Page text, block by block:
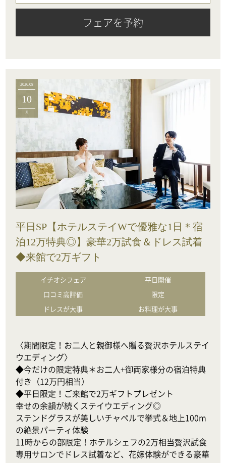
フェアを予約
2026.08
10
月
平日SP【ホテルステイWで優雅な1日＊宿
泊12万特典◎】豪華2万試食＆ドレス試着
◆来館で2万ギフト
イチオシフェア
平日開催
口コミ高評価
限定
ドレスが大事
お料理が大事
〈期間限定！お二人と親御様へ贈る贅沢ホテルステイ
ウエディング〉
◆今だけの限定特典＊お二人+御両家様分の宿泊特典
付き（12万円相当）
◆平日限定！ご来館で2万ギフトプレゼント
幸せの余韻が続くステイウエディング◎
ステンドグラスが美しいチャペルで挙式＆地上100m
の絶景パーティ体験
11時からの部限定！ホテルシェフの2万相当贅沢試食
専用サロンでドレス試着など、花嫁体験ができる豪華